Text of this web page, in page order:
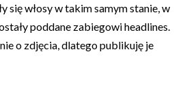
się włosy w takim samym stanie, w
poddane zabiegowi headlines.
o zdjęcia, dlatego publikuję je